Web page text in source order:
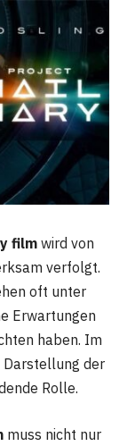
film wird von
verfolgt.
oft unter
Erwartungen
haben. Im
der
Rolle.
muss nicht nur